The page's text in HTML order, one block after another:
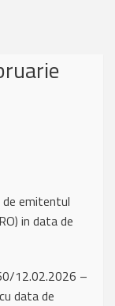
emitentul
in data de
12.02.2026 –
data de